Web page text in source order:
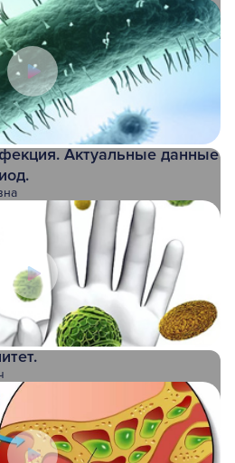
Актуальные данные